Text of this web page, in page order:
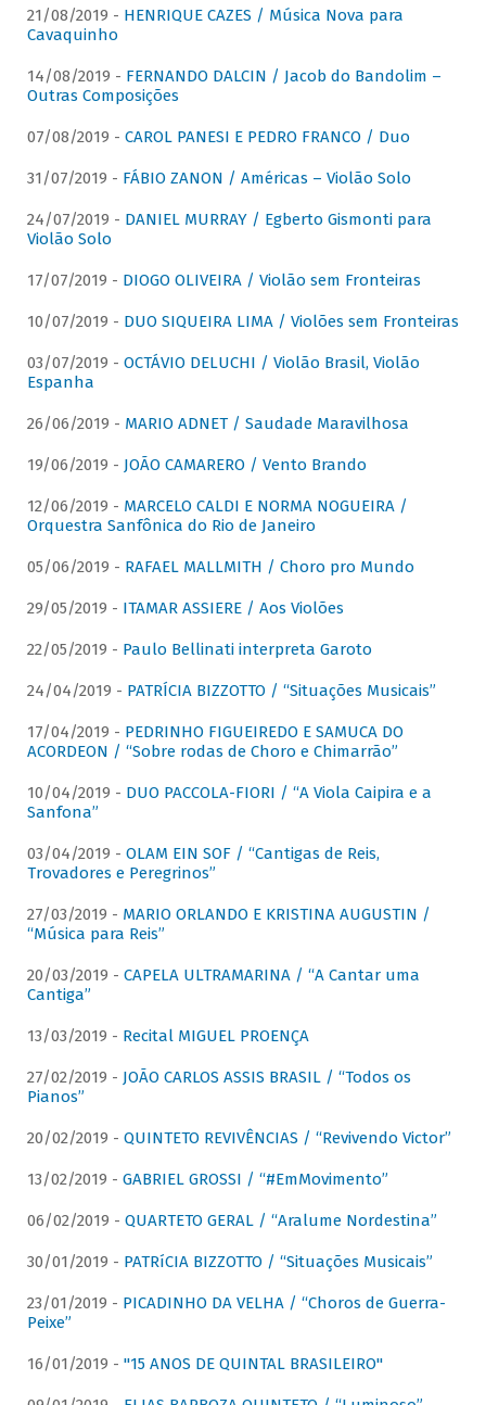
21/08/2019 - HENRIQUE CAZES / Música Nova para
Cavaquinho
14/08/2019 - FERNANDO DALCIN / Jacob do Bandolim –
Outras Composições
07/08/2019 - CAROL PANESI E PEDRO FRANCO / Duo
31/07/2019 - FÁBIO ZANON / Américas – Violão Solo
24/07/2019 - DANIEL MURRAY / Egberto Gismonti para
Violão Solo
17/07/2019 - DIOGO OLIVEIRA / Violão sem Fronteiras
10/07/2019 - DUO SIQUEIRA LIMA / Violões sem Fronteiras
03/07/2019 - OCTÁVIO DELUCHI / Violão Brasil, Violão
Espanha
26/06/2019 - MARIO ADNET / Saudade Maravilhosa
19/06/2019 - JOÃO CAMARERO / Vento Brando
12/06/2019 - MARCELO CALDI E NORMA NOGUEIRA /
Orquestra Sanfônica do Rio de Janeiro
05/06/2019 - RAFAEL MALLMITH / Choro pro Mundo
29/05/2019 - ITAMAR ASSIERE / Aos Violões
22/05/2019 - Paulo Bellinati interpreta Garoto
24/04/2019 - PATRÍCIA BIZZOTTO / “Situações Musicais”
17/04/2019 - PEDRINHO FIGUEIREDO E SAMUCA DO
ACORDEON / “Sobre rodas de Choro e Chimarrão”
10/04/2019 - DUO PACCOLA-FIORI / “A Viola Caipira e a
Sanfona”
03/04/2019 - OLAM EIN SOF / “Cantigas de Reis,
Trovadores e Peregrinos”
27/03/2019 - MARIO ORLANDO E KRISTINA AUGUSTIN /
“Música para Reis”
20/03/2019 - CAPELA ULTRAMARINA / “A Cantar uma
Cantiga”
13/03/2019 - Recital MIGUEL PROENÇA
27/02/2019 - JOÃO CARLOS ASSIS BRASIL / “Todos os
Pianos”
20/02/2019 - QUINTETO REVIVÊNCIAS / “Revivendo Victor”
13/02/2019 - GABRIEL GROSSI / “#EmMovimento”
06/02/2019 - QUARTETO GERAL / “Aralume Nordestina”
30/01/2019 - PATRíCIA BIZZOTTO / “Situações Musicais”
23/01/2019 - PICADINHO DA VELHA / “Choros de Guerra-
Peixe”
16/01/2019 - "15 ANOS DE QUINTAL BRASILEIRO"